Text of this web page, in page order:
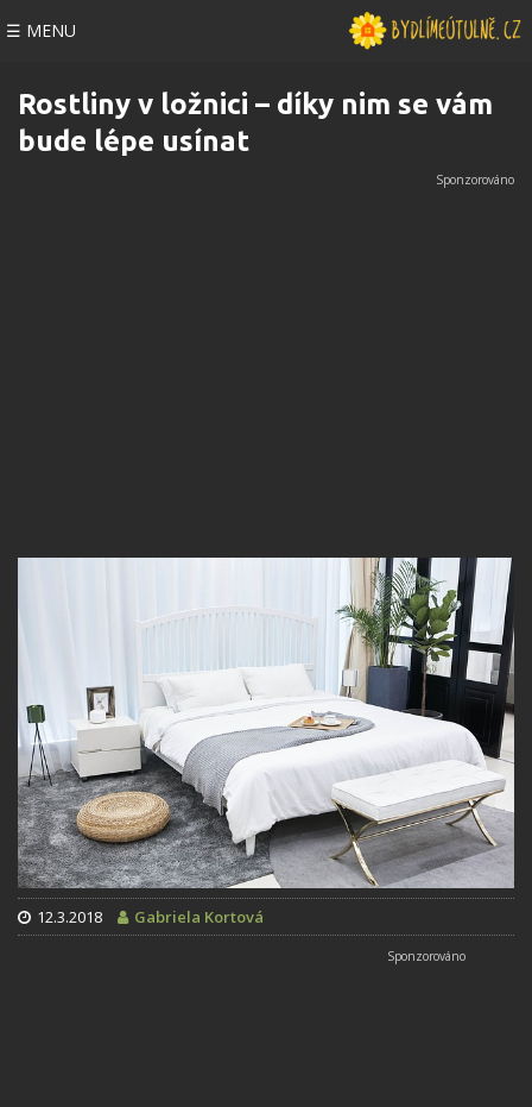
☰ MENU
Rostliny v ložnici – díky nim se vám
bude lépe usínat
12.3.2018 Gabriela Kortová